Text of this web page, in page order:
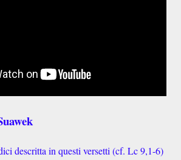
descritta in questi versetti (cf. Lc 9,1-6)